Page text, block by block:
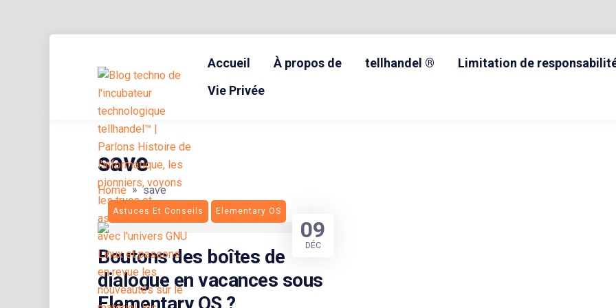
{ + }
BLOG TECHNOLOGIQUE DU HUB | MIGRATION GNU LINUX
Accueil À propos de tellhandel ®
Limitation de
Vie Privée
save
Home»save
Astuces Et Conseils Elementary OS
Boutons des boîtes de
dialogue en vacances sous
09
DÉC